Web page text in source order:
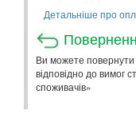
Детальніше про
Ви можете повернути
відповідно до вимог
споживачів»